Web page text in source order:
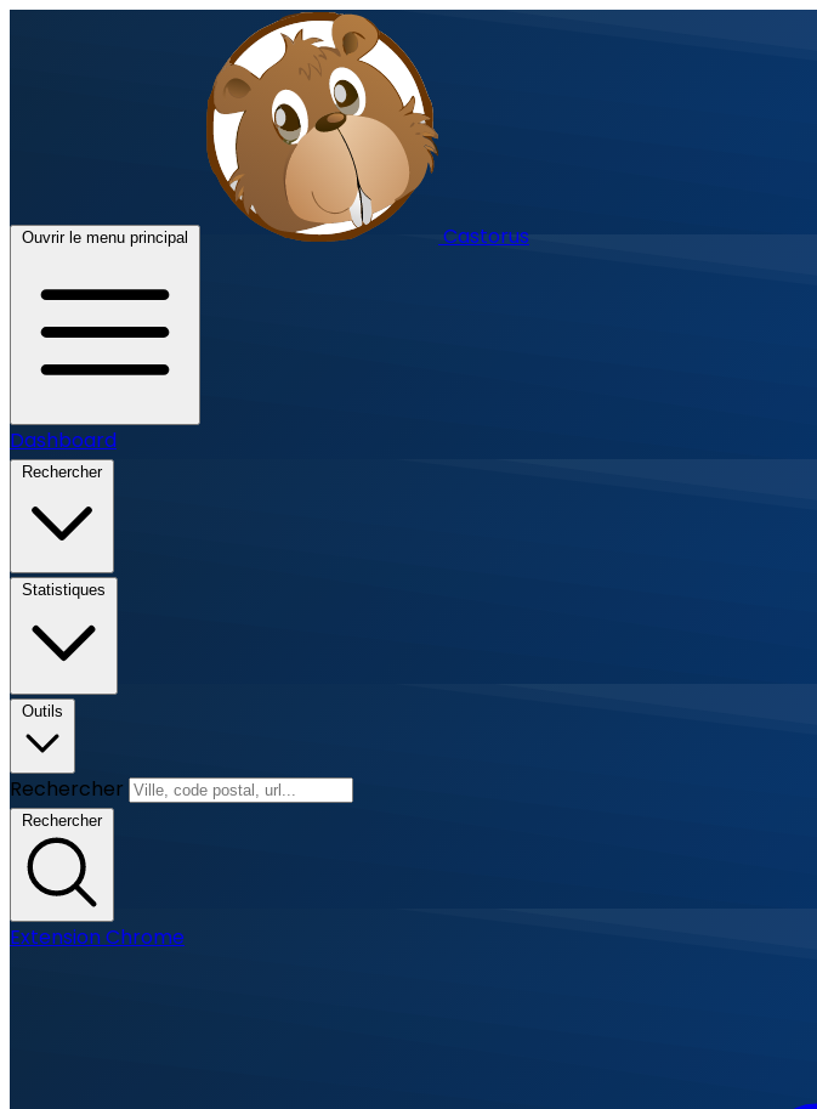
Ouvrir le menu principal Castorus
Dashboard
Rechercher
Statistiques
Outils
Rechercher
Rechercher
Extension Chrome